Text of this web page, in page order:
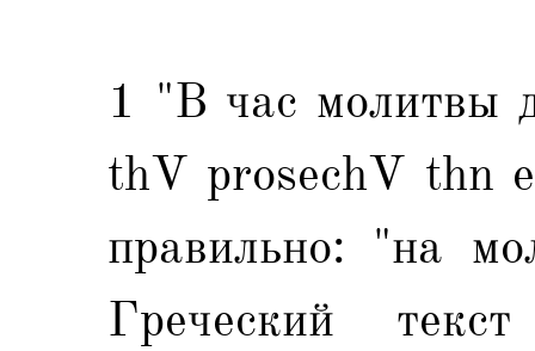
1 "В час молитвы
thV prosechV thn
правильно: "на
Греческий